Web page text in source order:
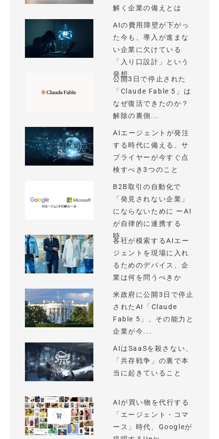
解く企業の備えとは
AIの費用障壁が下がっ
た今も、導入が進まな
い企業に欠けている
「入り口設計」という
発想
公開3日で停止された
「Claude Fable 5」は
なぜ復活できたのか？
解除の裏側...
AIエージェントが発注
する時代に備える、サ
プライヤーが今すぐ点
検すべき3つのこと
B2B取引の自動化で
「発見されない企業」
にならないために ーAI
が自律的に連携する
時...
各社が模索するAIエー
ジェントを現場に入れ
るためのデバイス、企
業は何を問うべきか
米政府に公開3日で停止
されたAI「Claude
Fable 5」、その能力と
企業が今...
AIはSaaSを殺さない、
「共存戦争」の裏で本
当に起きていること
AIが買い物を代行する
「エージェント・コマ
ース」時代、Googleが